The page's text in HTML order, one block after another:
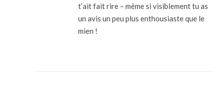
t’ait fait rire – même si visiblement tu as
un avis un peu plus enthousiaste que le
mien !